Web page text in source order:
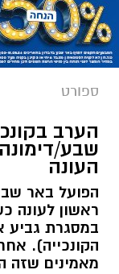
ספורט
הערב
שבע/
העונה
הפועל באר
ראשון לעונה
הקונכייה).
מאמינים שזה